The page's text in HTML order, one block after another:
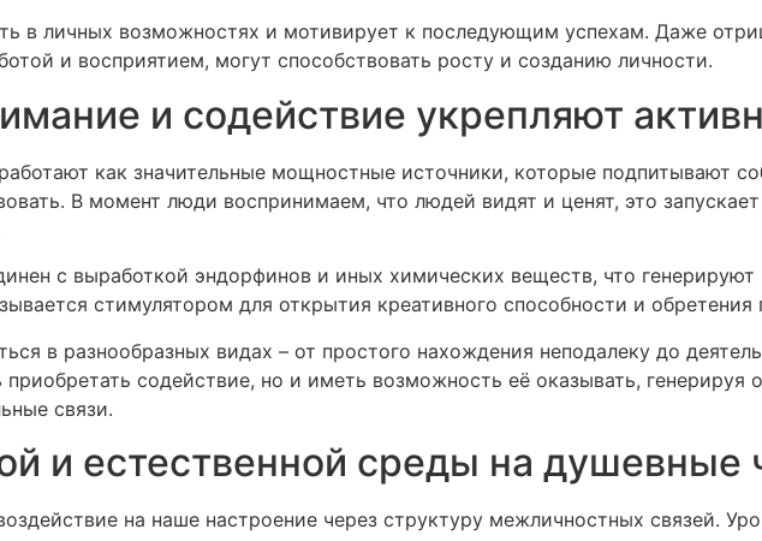
в личных возможностях и мотивирует к последующим успехам. Даже
и восприятием, могут способствовать росту и созданию личности.
и содействие укрепляют
как значительные мощностные источники, которые подпитывают
В момент люди воспринимаем, что людей видят и ценят, это
с выработкой эндорфинов и иных химических веществ, что генерируют
стимулятором для открытия креативного способности и обретения
в разнообразных видах – от простого нахождения неподалеку до
содействие, но и иметь возможность её оказывать, генерируя
связи.
и естественной среды на душевные
на наше настроение через структуру межличностных связей.